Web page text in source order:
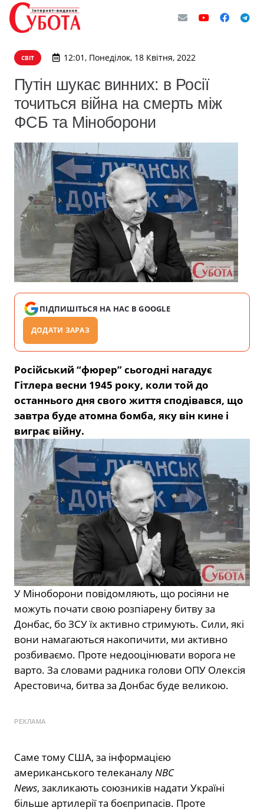
СВІТ 12:01, Понеділок, 18 Квітня, 2022
Путін шукає винних: в Росії
точиться війна на смерть між
ФСБ та Міноборони
ПІДПИШІТЬСЯ НА НАС В GOOGLE
ДОДАТИ ЗАРАЗ
Російський “фюрер” сьогодні нагадує
Гітлера весни 1945 року, коли той до
останнього дня свого життя сподівався, що
завтра буде атомна бомба, яку він кине і
виграє війну.
У Міноборони повідомляють, що росіяни не
можуть почати свою розпіарену битву за
Донбас, бо ЗСУ їх активно стримують. Сили, які
вони намагаються накопичити, ми активно
розбиваємо. Проте недооцінювати ворога не
варто. За словами радника голови ОПУ Олексія
Арестовича, битва за Донбас буде великою.
РЕКЛАМА
Саме тому США, за інформацією
американського телеканалуNBC
News, закликають союзників надати Україні
більше артилерії та боєприпасів. Проте